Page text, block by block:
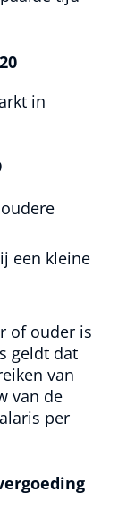
in
een kleine
of ouder is
geldt dat
van
van de
per